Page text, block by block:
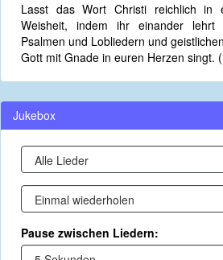
Lasst das Wort Christi reichlich in
Weisheit, indem ihr einander lehrt
Psalmen und Lobliedern und
Gott mit Gnade in euren Herzen singt. (
Jukebox
Pause zwischen Liedern: